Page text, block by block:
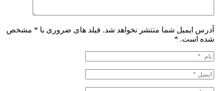
آدرس ایمیل شما منتشر نخواهد شد. فیلد های ضروری با * مشخص
شده است. *